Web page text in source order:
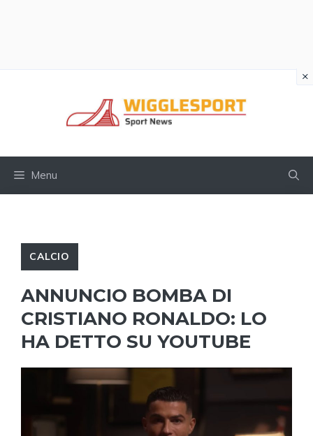
Menu
CALCIO
ANNUNCIO BOMBA DI
CRISTIANO RONALDO: LO
HA DETTO SU YOUTUBE
×